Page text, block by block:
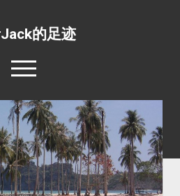
的足迹
open
menu
139国行
专题照片
open
dropdown
menu
世界美食
野生动物
旅游杂文
open
dropdown
球一周并不难
的地推荐
open